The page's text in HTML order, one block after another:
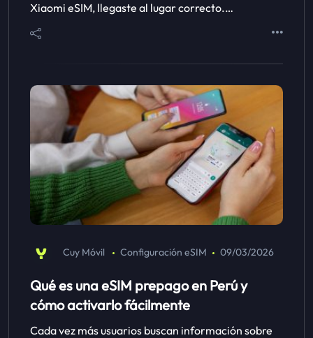
Xiaomi eSIM, llegaste al lugar correcto.…
Cuy Móvil Configuración eSIM 09/03/2026
Qué es una eSIM prepago en Perú y
cómo activarlo fácilmente
Cada vez más usuarios buscan información sobre